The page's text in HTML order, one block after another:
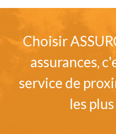
Choisir
assurances,
service de
les